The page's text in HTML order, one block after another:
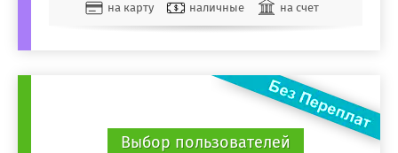
на карту наличные на счет
Выбор пользователей